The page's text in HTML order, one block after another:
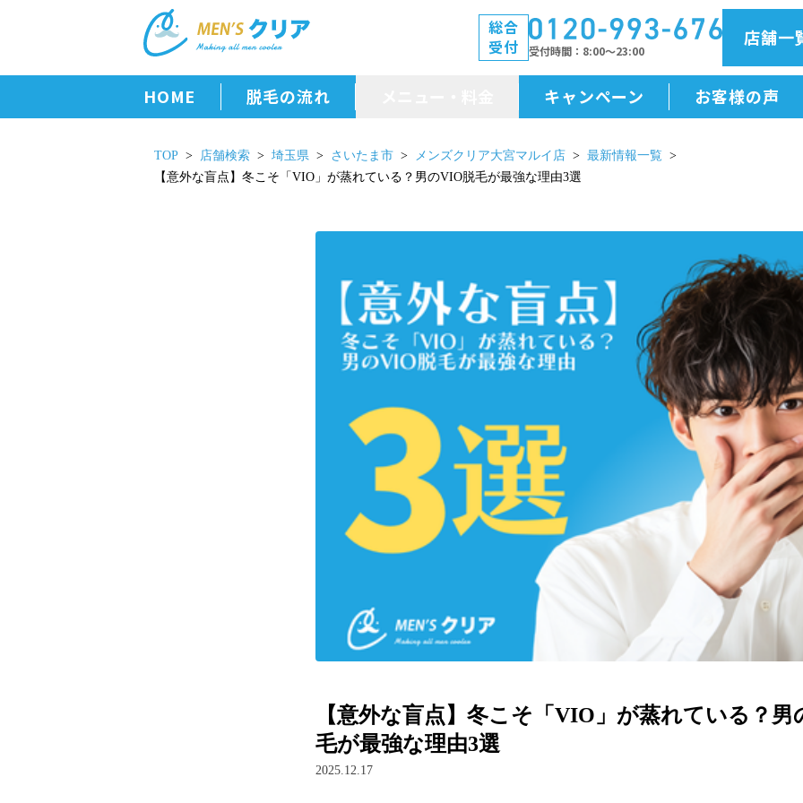
総合
受付
受付時間 8:00～23:00
店舗一
HOME 脱毛の流れ
メニュー・料金
キャンペーン お客様の声
TOP 店舗検索 埼玉県 さいたま市 メンズクリア大宮マルイ店
最新情報一覧
【意外な盲点】冬こそ「VIO」が蒸れている？男のVIO脱毛が最強な理由3選
【意外な盲点】冬こそ「VIO」が蒸れている？男
毛が最強な理由3選
2025.12.17